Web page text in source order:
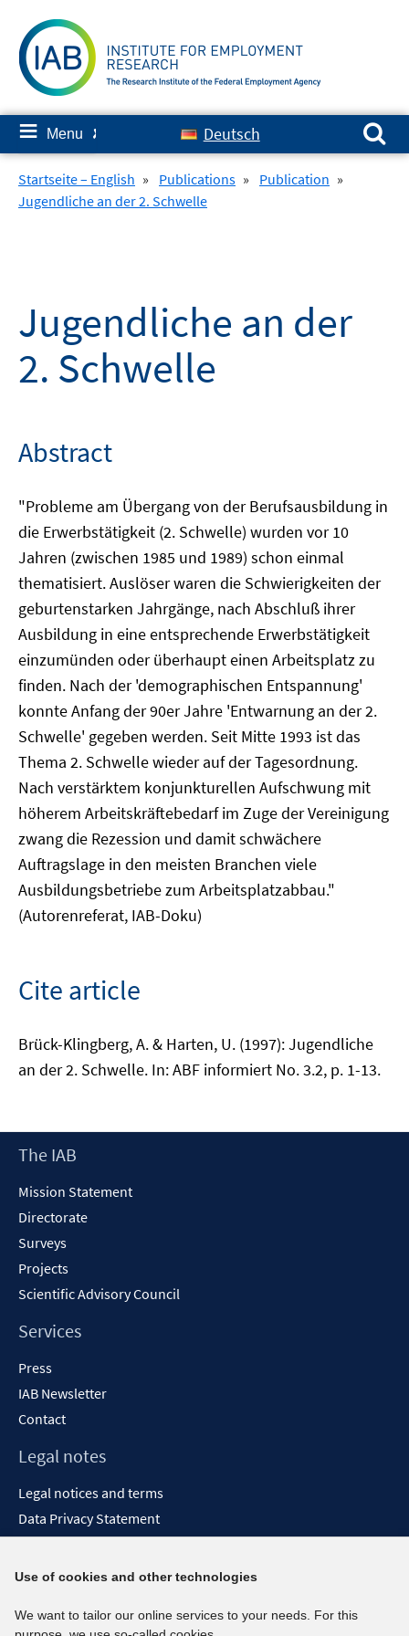
content
≡ Menu ✘ Deutsch
Search for:
Startseite – English » Publications » Publication »
Jugendliche an der 2. Schwelle
Jugendliche an der
2. Schwelle
Abstract
"Probleme am Übergang von der Berufsausbildung in
die Erwerbstätigkeit (2. Schwelle) wurden vor 10
Jahren (zwischen 1985 und 1989) schon einmal
thematisiert. Auslöser waren die Schwierigkeiten der
geburtenstarken Jahrgänge, nach Abschluß ihrer
Ausbildung in eine entsprechende Erwerbstätigkeit
einzumünden oder überhaupt einen Arbeitsplatz zu
finden. Nach der 'demographischen Entspannung'
konnte Anfang der 90er Jahre 'Entwarnung an der 2.
Schwelle' gegeben werden. Seit Mitte 1993 ist das
Thema 2. Schwelle wieder auf der Tagesordnung.
Nach verstärktem konjunkturellen Aufschwung mit
höherem Arbeitskräftebedarf im Zuge der Vereinigung
zwang die Rezession und damit schwächere
Auftragslage in den meisten Branchen viele
Ausbildungsbetriebe zum Arbeitsplatzabbau."
(Autorenreferat, IAB-Doku)
Cite article
Brück-Klingberg, A. & Harten, U. (1997): Jugendliche
an der 2. Schwelle. In: ABF informiert No. 3.2, p. 1-13.
Footer
The IAB
Mission Statement
Directorate
Surveys
Projects
Scientific Advisory Council
Services
Press
IAB Newsletter
Contact
Legal notes
Legal notices and terms
Data Privacy Statement
Report Accessibility
Social media channels
Use of cookies and other technologies
We want to tailor our online services to your needs. For this